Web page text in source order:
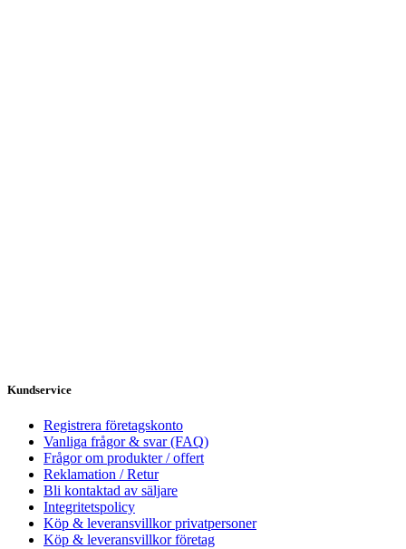
Kundservice
Registrera företagskonto
Vanliga frågor & svar (FAQ)
Frågor om produkter / offert
Reklamation / Retur
Bli kontaktad av säljare
Integritetspolicy
Köp & leveransvillkor privatpersoner
Köp & leveransvillkor företag